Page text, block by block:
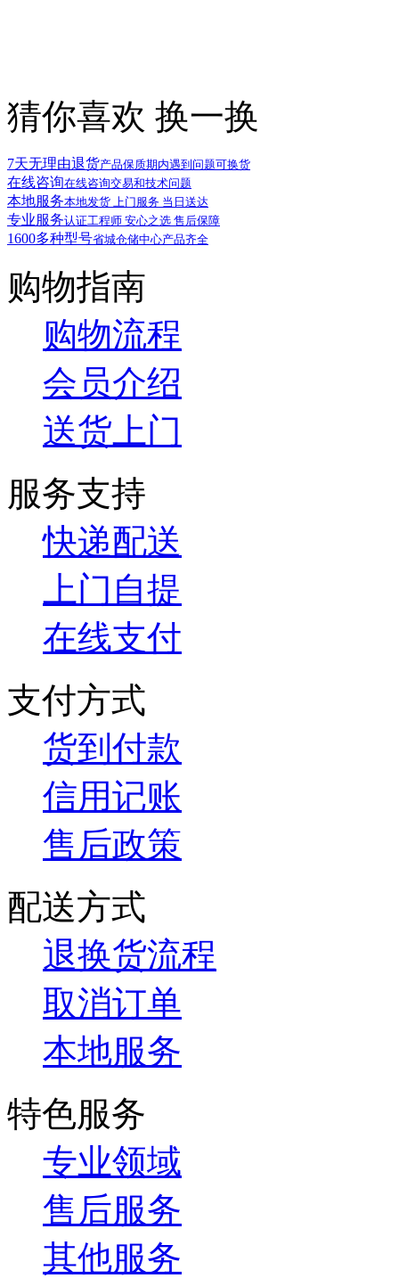
猜你喜欢 换一换
7天无理由退货产品保质期内遇到问题可换货
在线咨询在线咨询交易和技术问题
本地服务本地发货 上门服务 当日送达
专业服务认证工程师 安心之选 售后保障
1600多种型号省城仓储中心产品齐全
购物指南
购物流程
会员介绍
送货上门
服务支持
快递配送
上门自提
在线支付
支付方式
货到付款
信用记账
售后政策
配送方式
退换货流程
取消订单
本地服务
特色服务
专业领域
售后服务
其他服务